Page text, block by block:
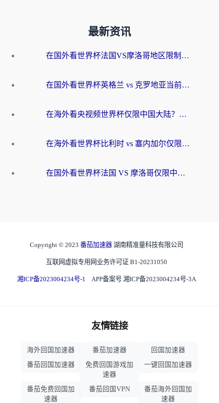
最新资讯
在国外看世界杯法国VS摩洛哥地区限制？这篇指南让你流畅看中文解说无压力
在国外看世界杯英格兰 vs 克罗地亚当前地区不可播放？这篇指南帮你搞定所有海外观赛难题
在海外看央视频世界杯仅限中国大陆？这篇指南帮你解锁中文解说+无卡顿直播
在海外看世界杯比利时 vs 塞内加尔仅限中国大陆？我找到了最流畅的中文解说之路
在国外看世界杯法国 VS 摩洛哥仅限中国大陆？海外党这样看中文解说赛事不卡顿
Copyright © 2023 番茄加速器 湖南精准量科技有限公司
互联网虚拟专用网业务许可证 B1-20231050
湘ICP备2023004234号-1 APP备案号 湘ICP备2023004234号-3A
友情链接
海外回国加速器 番茄加速器
回国加速器
番茄回国加速器
免费回国游戏加
速器
一键回国加速器
番茄免费回国加
速器
番茄回国VPN
番茄海外回国加
速器